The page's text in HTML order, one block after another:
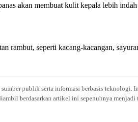
akan membuat kulit kepala lebih
rambut, seperti kacang-kacangan,
publik serta informasi berbasis teknologi.
berdasarkan artikel ini sepenuhnya